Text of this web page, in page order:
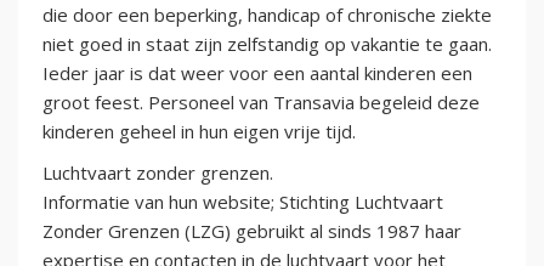
die door een beperking, handicap of chronische ziekte
niet goed in staat zijn zelfstandig op vakantie te gaan.
Ieder jaar is dat weer voor een aantal kinderen een
groot feest. Personeel van Transavia begeleid deze
kinderen geheel in hun eigen vrije tijd.
Luchtvaart zonder grenzen.
Informatie van hun website; Stichting Luchtvaart
Zonder Grenzen (LZG) gebruikt al sinds 1987 haar
expertise en contacten in de luchtvaart voor het